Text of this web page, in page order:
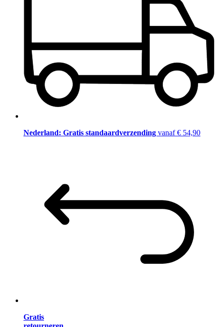
Nederland: Gratis standaardverzending vanaf € 54,90
Gratis